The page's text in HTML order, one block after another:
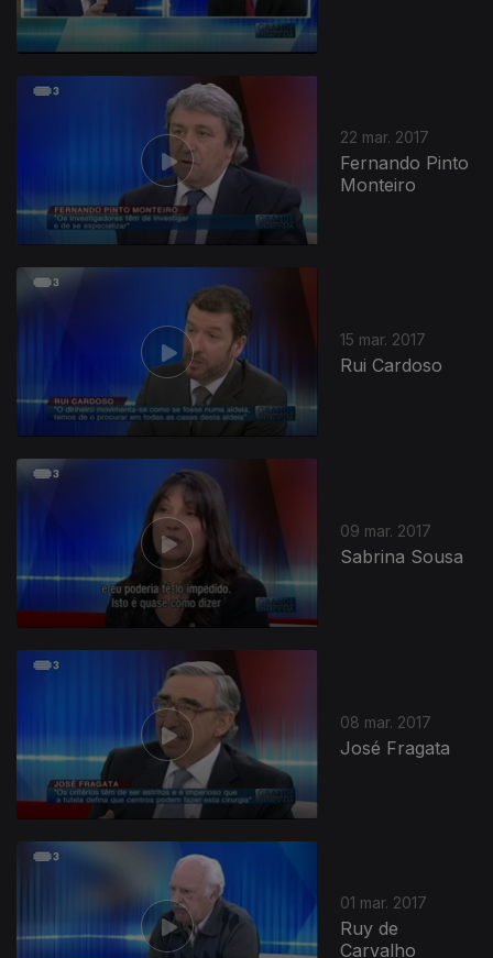
22 mar. 2017
Fernando Pinto
Monteiro
15 mar. 2017
Rui Cardoso
09 mar. 2017
Sabrina Sousa
08 mar. 2017
José Fragata
01 mar. 2017
Ruy de
Carvalho